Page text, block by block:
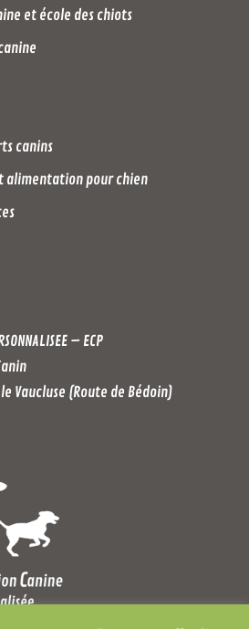
et école des chiots
canins
alimentation pour chien
– ECP
Vaucluse (Route de Bédoin)